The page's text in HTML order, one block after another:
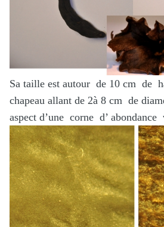
Sa taille est autour de 10 cm de
chapeau allant de 2à 8 cm de
aspect d’une corne d’ abondance